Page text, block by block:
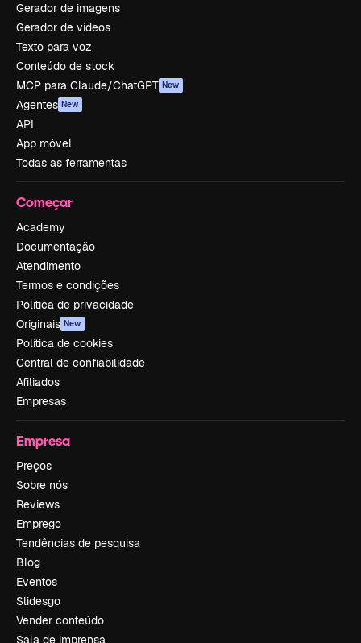
Gerador de imagens
Gerador de vídeos
Texto para voz
Conteúdo de stock
MCP para Claude/ChatGPT New
Agentes New
API
App móvel
Todas as ferramentas
Começar
Academy
Documentação
Atendimento
Termos e condições
Política de privacidade
Originais New
Política de cookies
Central de confiabilidade
Afiliados
Empresas
Empresa
Preços
Sobre nós
Reviews
Emprego
Tendências de pesquisa
Blog
Eventos
Slidesgo
Vender conteúdo
Sala de imprensa